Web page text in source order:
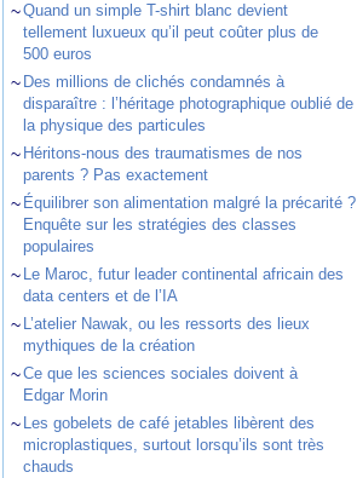
~Quand un simple T-shirt blanc devient
tellement luxueux qu’il peut coûter plus de
500 euros
~ Des millions de clichés condamnés à
disparaître : l’héritage photographique oublié de
la physique des particules
~ Héritons-nous des traumatismes de nos
parents ? Pas exactement
~ Équilibrer son alimentation malgré la précarité ?
Enquête sur les stratégies des classes
populaires
~ Le Maroc, futur leader continental africain des
data centers et de l’IA
~ L’atelier Nawak, ou les ressorts des lieux
mythiques de la création
~Ce que les sciences sociales doivent à
Edgar Morin
~ Les gobelets de café jetables libèrent des
microplastiques, surtout lorsqu’ils sont très
chauds